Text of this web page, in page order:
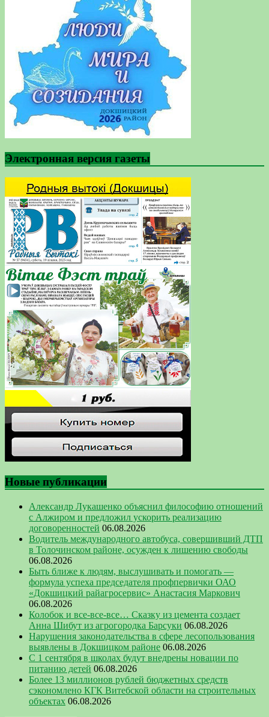
Электронная версия газеты
Новые публикации
Александр Лукашенко объяснил философию отношений
с Алжиром и предложил ускорить реализацию
договоренностей 06.08.2026
Водитель международного автобуса, совершивший ДТП
в Толочинском районе, осужден к лишению свободы
06.08.2026
Быть ближе к людям, выслушивать и помогать —
формула успеха председателя профпервички ОАО
«Докшицкий райагросервис» Анастасия Маркович
06.08.2026
Колобок и все-все-все… Сказку из цемента создает
Анна Шибут из агрогородка Барсуки 06.08.2026
Нарушения законодательства в сфере лесопользования
выявлены в Докшицком районе 06.08.2026
С 1 сентября в школах будут внедрены новации по
питанию детей 06.08.2026
Более 13 миллионов рублей бюджетных средств
сэкономлено КГК Витебской области на строительных
объектах 06.08.2026